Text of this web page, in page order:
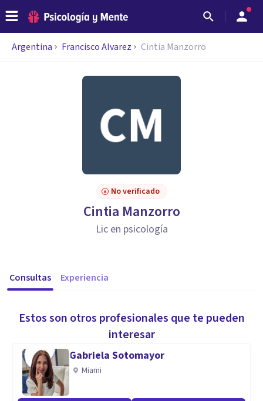
Argentina Francisco Alvarez Cintia Manzorro
No verificado
Cintia Manzorro
Lic en psicología
Consultas Experiencia
Estos son otros profesionales que te pueden
interesar
Gabriela Sotomayor
Miami